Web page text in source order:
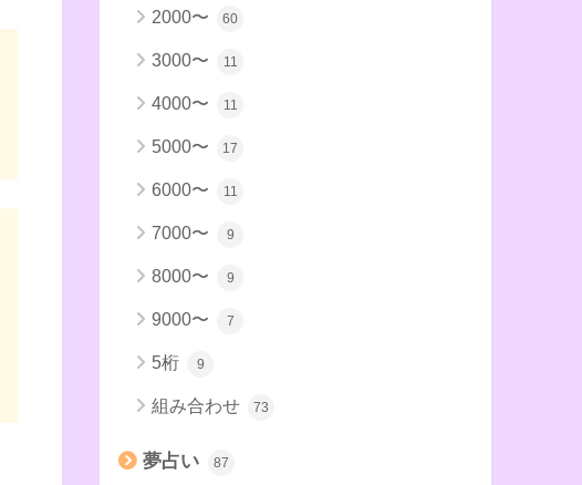
2000〜 60
3000〜 11
4000〜 11
5000〜 17
6000〜 11
7000〜 9
8000〜 9
9000〜 7
5桁 9
組み合わせ 73
夢占い 87